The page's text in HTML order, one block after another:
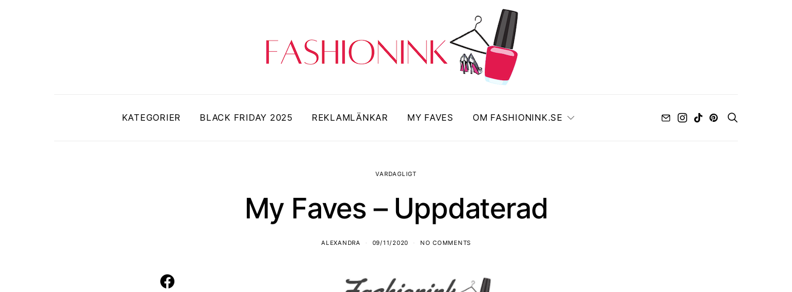
KATEGORIER BLACK FRIDAY 2025 REKLAMLÄNKAR MY FAVES OM FASHIONINK.SE
VARDAGLIGT
My Faves – Uppdaterad
ALEXANDRA 09/11/2020 NO COMMENTS